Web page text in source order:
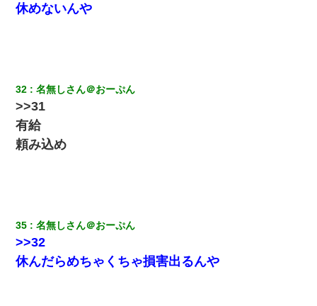
休めないんや
32 名無しさん＠おーぷん
>>31
有給
頼み込め
35 名無しさん＠おーぷん
>>32
休んだらめちゃくちゃ損害出るんや